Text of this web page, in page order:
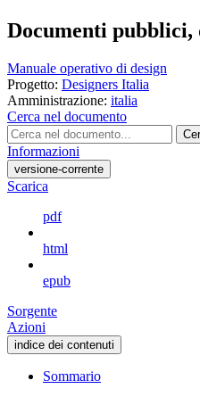
Documenti
Manuale operativo di design
Progetto: Designers Italia
Amministrazione: italia
Cerca nel documento
Informazioni
versione-corrente
Scarica
pdf
html
epub
Sorgente
Azioni
indice dei contenuti
Sommario